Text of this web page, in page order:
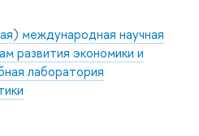
международная научная
развития экономики и
лаборатория